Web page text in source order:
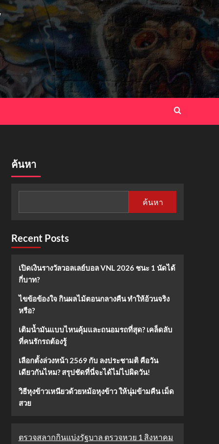
ค้นหา
ค้นหา
Recent Posts
เปิดเงินรางวัลวอลเลย์บอล VNL 2026 ชนะ 1 นัดได้
กี่บาท?
ไขข้อข้องใจ กินผลไม้ตอนกลางคืน ทำให้อ้วนจริง
หรือ?
เติมน้ำมันแบบไหนคุ้มและถนอมรถที่สุด? เคล็ดลับ
ที่คนรักรถต้องรู้
เลือกตั้งล่วงหน้า 2569 กับ ลงประชามติ คือวัน
เดียวกันไหม? สรุปชัดที่นี่จะได้ไม่ไปผิดวัน!
วิธีหุงข้าวเหนียวด้วยหม้อหุงข้าว ให้นุ่มข้ามคืน เม็ด
สวย
ตรวจสลากกินแบ่งรัฐบาล ตรวจหวย 1 สิงหาคม